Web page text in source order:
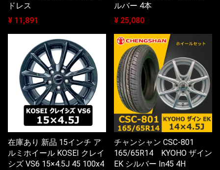
ドレス
¥ 11,891
ルバー 4本
¥ 25,080
在庫あり 新品 15インチ ア
ルミホイール KOSEI クレイ
シズ VS6 15×4.5J 45 100x4
チャンシャン CSC-801
165/65R14 KYOHO ザイン
EK シルバー In45 4H